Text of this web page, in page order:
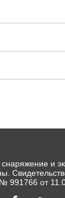
и
№ 991766 от